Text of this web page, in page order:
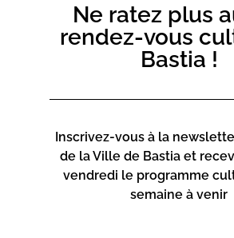
Ne ratez plus
rendez-vous
Bastia !
Inscrivez-vous à la
de la Ville de Bastia et
vendredi le programme
semaine à venir